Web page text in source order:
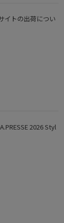
イトの出荷につい
2026 Styl